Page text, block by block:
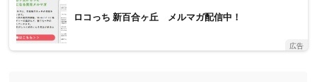
ロコっち 新百合ヶ丘 メルマガ配信中！
広告